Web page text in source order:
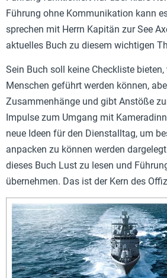
Führung ohne Kommunikation kann
sprechen mit Herrn Kapitän zur See
aktuelles Buch zu diesem wichtigen
Sein Buch soll keine Checkliste
Menschen geführt werden können,
Zusammenhänge und gibt Anstöße
Impulse zum Umgang mit
neue Ideen für den Dienstalltag, um
anpacken zu können werden
dieses Buch Lust zu lesen und
übernehmen. Das ist der Kern des